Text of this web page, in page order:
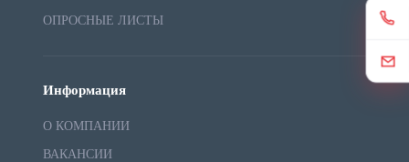
ОПРОСНЫЕ ЛИСТЫ
Информация
О КОМПАНИИ
ВАКАНСИИ